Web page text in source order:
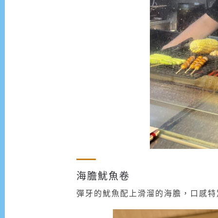
海膽魷魚卷
彈牙的魷魚配上滑溜的海膽，口感